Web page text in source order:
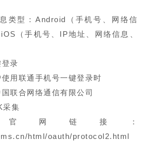
类型：Android（手机号、网络信
（手机号、IP地址、网络信息、
登录
用联通手机号一键登录时
联合网络通信有限公司
采集
链接：
html/oauth/protocol2.html